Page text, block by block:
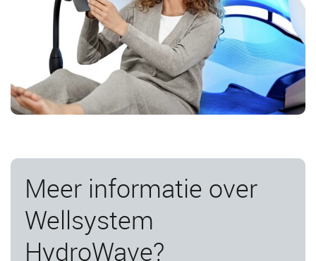
Meer informatie over
Wellsystem
HydroWave?